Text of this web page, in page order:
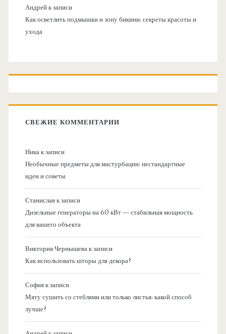
Андрейк записи
Как осветлить подмышки и зону бикини: секреты красоты и
ухода
СВЕЖИЕ КОММЕНТАРИИ
Никак записи
Необычные предметы для мастурбации: нестандартные
идеи и советы
Станиславк записи
Дизельные генераторы на 60 кВт — стабильная мощность
для вашего объекта
Виктория Чернышевак записи
Как использовать шторы для декора?
Софияк записи
Мяту сушить со стеблями или только листья: какой способ
лучше?